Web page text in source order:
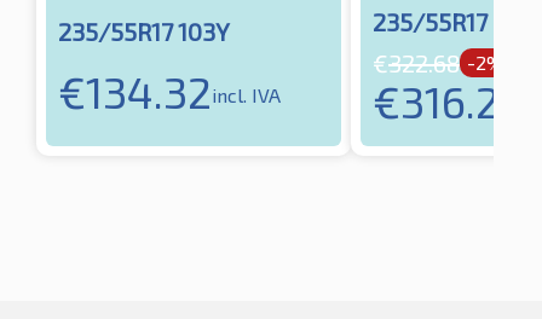
235/55R17 103Y
€134.32incl. IVA
235/55R17 99H
€322.68 -2%
€316.22